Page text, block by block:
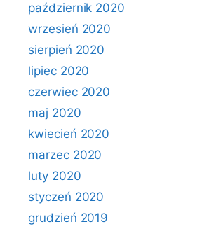
październik 2020
wrzesień 2020
sierpień 2020
lipiec 2020
czerwiec 2020
maj 2020
kwiecień 2020
marzec 2020
luty 2020
styczeń 2020
grudzień 2019